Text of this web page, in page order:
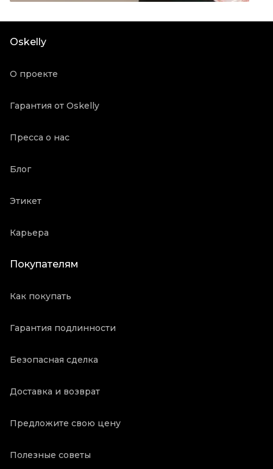
Продавец
Oskelly
О проекте
Гарантия от Oskelly
Пресса о нас
Блог
Этикет
Карьера
Покупателям
Как покупать
Гарантия подлинности
Безопасная сделка
Доставка и возврат
Предложите свою цену
Полезные советы